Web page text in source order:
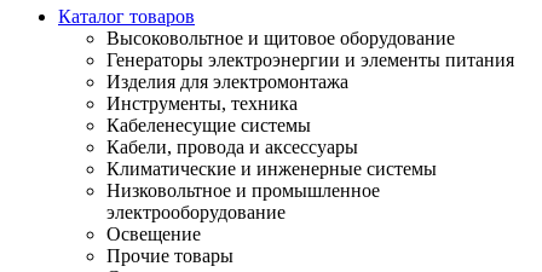
Каталог товаров
Высоковольтное и щитовое оборудование
Генераторы электроэнергии и элементы питания
Изделия для электромонтажа
Инструменты, техника
Кабеленесущие системы
Кабели, провода и аксессуары
Климатические и инженерные системы
Низковольтное и промышленное
электрооборудование
Освещение
Прочие товары